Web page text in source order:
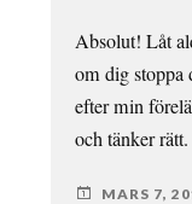
Absolut! Låt
om dig stoppa
efter min
och tänker rätt.
MARS 7,